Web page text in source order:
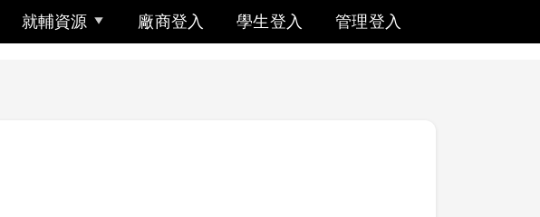
就輔資源 廠商登入 學生登入 管理登入